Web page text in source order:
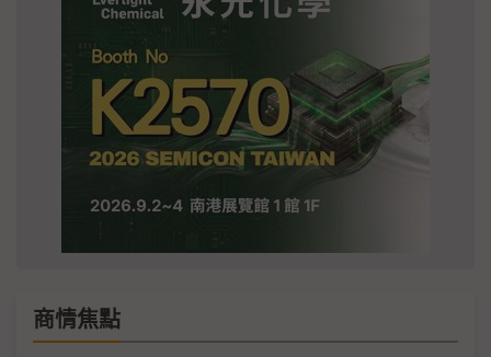
商情焦點